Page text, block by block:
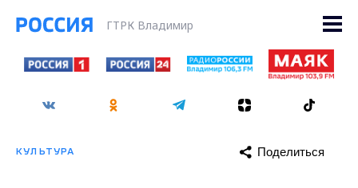
ГТРК Владимир
КУЛЬТУРА Поделиться